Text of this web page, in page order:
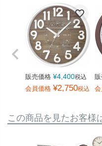
販売価格 ¥4,400税込
会員価格 ¥2,750税込
この商品を見たお客様